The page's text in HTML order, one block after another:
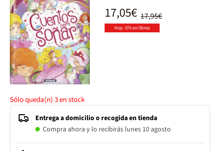
17,95€
17,05€
Hoy -5% en libros
Sólo queda(n)3en stock
Entrega a domicilio o recogida en tienda
Compra ahora y lo recibirás lunes 10 agosto